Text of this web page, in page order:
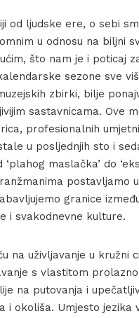
od ljudske ere, o sebi
u odnosu na biljni
što nam je i poticaj
sezone sve
zbirki, bilje
sastavnicama. Ove
profesionalnih
u posljednjih sto i
maslačka’ do
postavljamo
granice
i svakodnevne kulture.
na uživljavanje u kružni
s vlastitom
na putovanja i
i okoliša. Umjesto jezika